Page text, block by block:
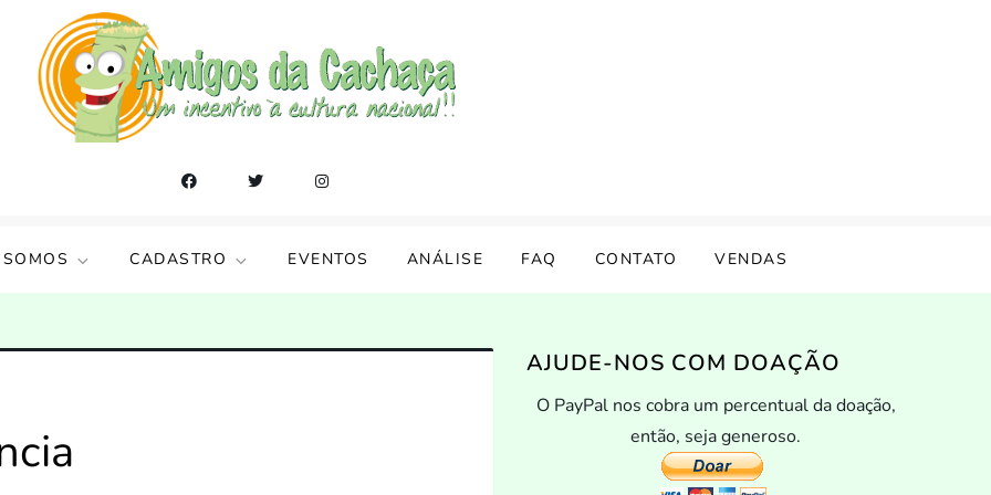
CADASTRO EVENTOS ANÁLISE FAQ CONTATO VENDAS
AJUDE-NOS COM DOAÇÃO
O PayPal nos cobra um percentual da doação,
então, seja generoso.